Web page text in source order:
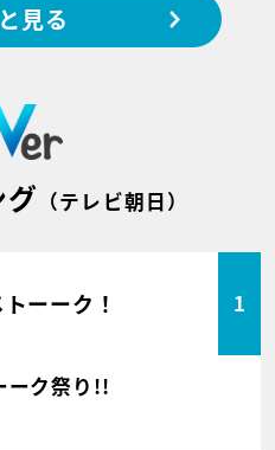
見る
（テレビ朝日）
ーーク！ 1
ーク祭り!!